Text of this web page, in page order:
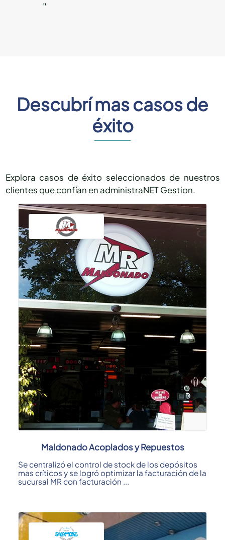
"
Descubrí mas casos de
éxito
Explora casos de éxito seleccionados de nuestros
clientes que confían en administraNET Gestion.
Maldonado Acoplados y Repuestos
Se centralizó el control de stock de los depósitos
mas críticos y se logró optimizar la facturación de la
sucursal MR con facturación ...